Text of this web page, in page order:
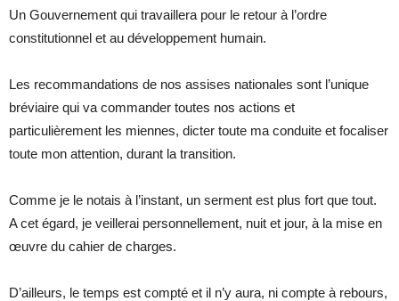
Un Gouvernement qui travaillera pour le retour à l’ordre
constitutionnel et au développement humain.
Les recommandations de nos assises nationales sont l’unique
bréviaire qui va commander toutes nos actions et
particulièrement les miennes, dicter toute ma conduite et focaliser
toute mon attention, durant la transition.
Comme je le notais à l’instant, un serment est plus fort que tout.
A cet égard, je veillerai personnellement, nuit et jour, à la mise en
œuvre du cahier de charges.
D’ailleurs, le temps est compté et il n’y aura, ni compte à rebours,